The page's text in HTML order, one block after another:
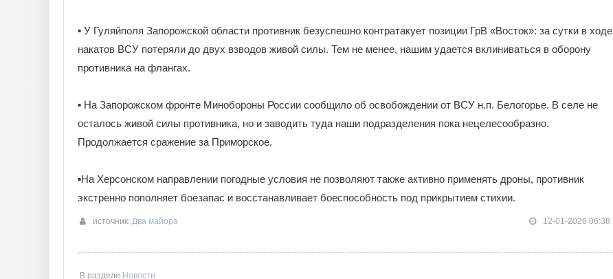
▪️ У Гуляйполя Запорожской области противник безуспешно контратакует позиции ГрВ «Восток»: за сутки в ходе
накатов ВСУ потеряли до двух взводов живой силы. Тем не менее, нашим удается вклиниваться в оборону
противника на флангах.
▪️ На Запорожском фронте Минобороны России сообщило об освобождении от ВСУ н.п. Белогорье. В селе не
осталось живой силы противника, но и заводить туда наши подразделения пока нецелесообразно.
Продолжается сражение за Приморское.
▪️На Херсонском направлении погодные условия не позволяют также активно применять дроны, противник
экстренно пополняет боезапас и восстанавливает боеспособность под прикрытием стихии.
источник: Два майора 12-01-2026 06:38
В разделе Новости